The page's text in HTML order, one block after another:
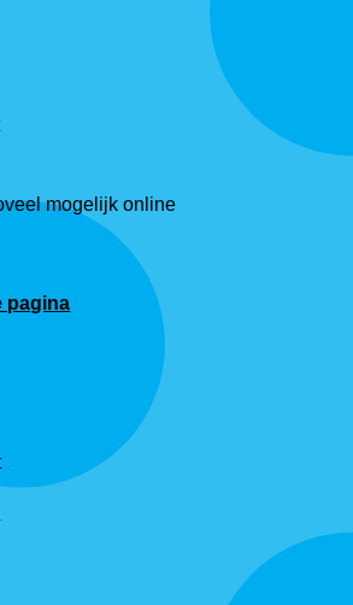
mogelijk online
pagina